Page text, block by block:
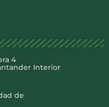
4
Interior
de